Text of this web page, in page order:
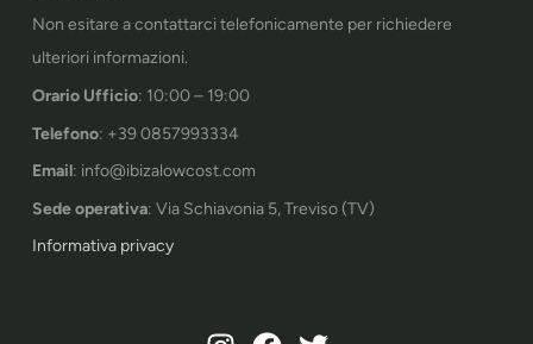
Non esitare a contattarci telefonicamente per richiedere
ulteriori informazioni.
Orario Ufficio: 10:00 – 19:00
Telefono: +39 0857993334
Email: info@ibizalowcost.com
Sede operativa: Via Schiavonia 5, Treviso (TV)
Informativa privacy